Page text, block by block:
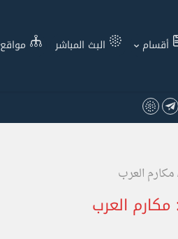
أقسام البث المباشر مواقع
مكارم العرب
مكارم العرب